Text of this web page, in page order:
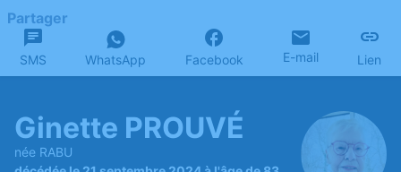
Partager
SMS WhatsApp Facebook E-mail Lien
Ginette PROUVÉ
née RABU